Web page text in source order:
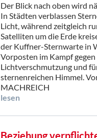
Der Blick nach oben wird
In Städten verblassen
Licht, während zeitgleich
Satelliten um die Erde
der Kuffner-Sternwarte in
Vorposten im Kampf gegen
Lichtverschmutzung und
sternenreichen Himmel.
MACHREICH
lesen
Beziehung